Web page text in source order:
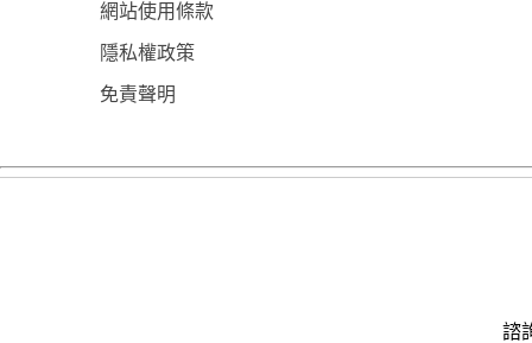
網站使用條款
隱私權政策
免責聲明
諮